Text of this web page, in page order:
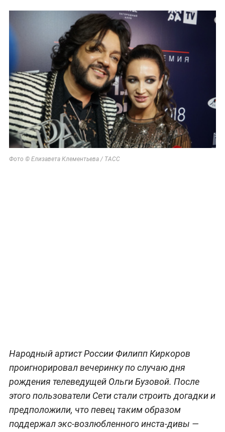
Фото © Елизавета Клементьева / ТАСС
Народный артист России Филипп Киркоров
проигнорировал вечеринку по случаю дня
рождения телеведущей Ольги Бузовой. После
этого пользователи Сети стали строить догадки и
предположили, что певец таким образом
поддержал экс-возлюбленного инста-дивы —